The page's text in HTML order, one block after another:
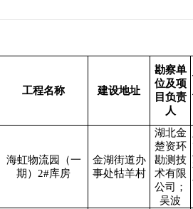
工程名称 建设地址
勘察单
位及项
目负责
人
海虹物流园（一
期）2#库房
金湖街道办
事处牯羊村
湖北金
楚资环
勘测技
术有限
公司；
吴波